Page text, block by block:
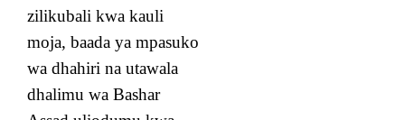
zilikubali kwa kauli
moja, baada ya mpasuko
wa dhahiri na utawala
dhalimu wa Bashar